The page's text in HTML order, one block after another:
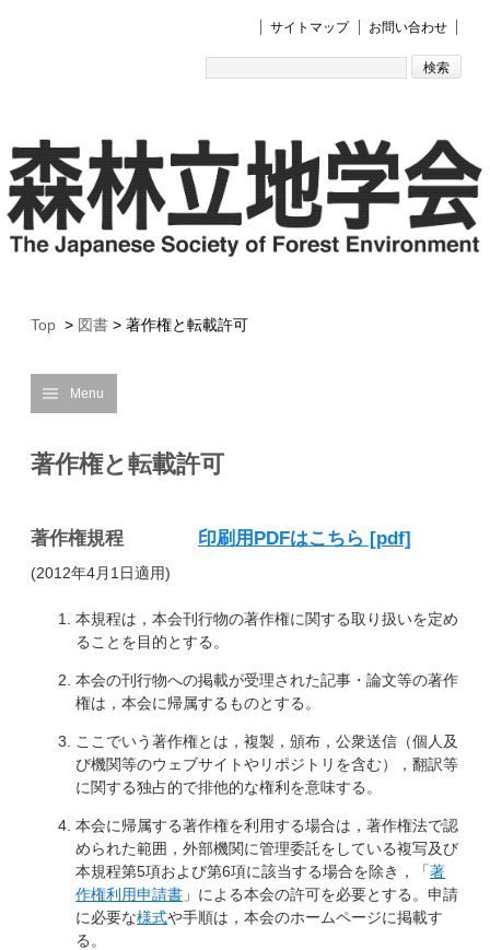
サイトマップ お問い合わせ
Top > 図書 > 著作権と転載許可
Menu
著作権と転載許可
著作権規程 印刷用PDFはこちら
(2012年4月1日適用)
本規程は，本会刊行物の著作権に関する取り扱いを定め
ることを目的とする。
本会の刊行物への掲載が受理された記事・論文等の著作
権は，本会に帰属するものとする。
ここでいう著作権とは，複製，頒布，公衆送信（個人及
び機関等のウェブサイトやリポジトリを含む），翻訳等
に関する独占的で排他的な権利を意味する。
本会に帰属する著作権を利用する場合は，著作権法で認
められた範囲，外部機関に管理委託をしている複写及び
本規程第5項および第6項に該当する場合を除き，「著
作権利用申請書 」による本会の許可を必要とする。申請
に必要な様式や手順は，本会のホームページに掲載す
る。